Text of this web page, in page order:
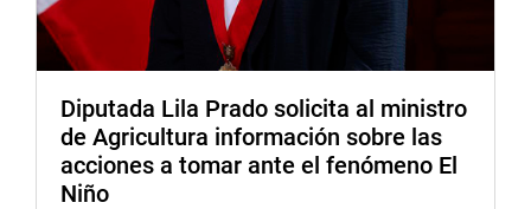
el bienestar de la infancia peruana, se compromete a
continuar realizando acciones de sensibilización y
protección para atender las necesidades y garantizar los
país.
COMISIÓN ESPECIAL MULTIPARTIDARIA DE
Diputada Lila Prado solicita al ministro
de Agricultura información sobre las
acciones a tomar ante el fenómeno El
Niño